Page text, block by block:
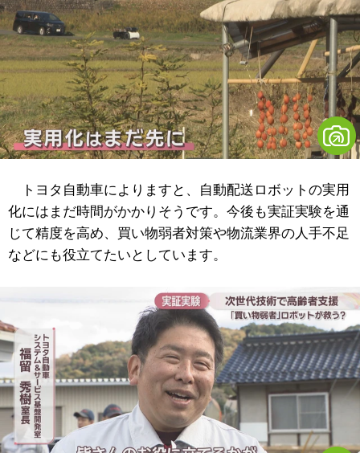
トヨタ自動車によりますと、自動配送ロボットの実用
化にはまだ時間がかかりそうです。今後も実証実験を通
じて精度を高め、買い物弱者対策や物流業界の人手不足
などにも役立てたいとしています。